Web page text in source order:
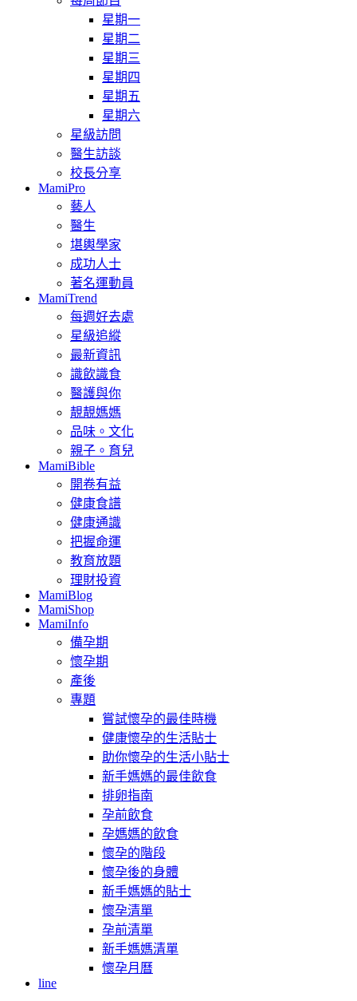
星期一
星期二
星期三
星期四
星期五
星期六
星級訪問
醫生訪談
校長分享
MamiPro
藝人
醫生
堪輿學家
成功人士
著名運動員
MamiTrend
每週好去處
星級追縱
最新資訊
識飲識食
醫護與你
靚靚媽媽
品味。文化
親子。育兒
MamiBible
開卷有益
健康食譜
健康通識
把握命運
教育放題
理財投資
MamiBlog
MamiShop
MamiInfo
備孕期
懷孕期
產後
專題
嘗試懷孕的最佳時機
健康懷孕的生活貼士
助你懷孕的生活小貼士
新手媽媽的最佳飲食
排卵指南
孕前飲食
孕媽媽的飲食
懷孕的階段
懷孕後的身體
新手媽媽的貼士
懷孕清單
孕前清單
新手媽媽清單
懷孕月曆
line